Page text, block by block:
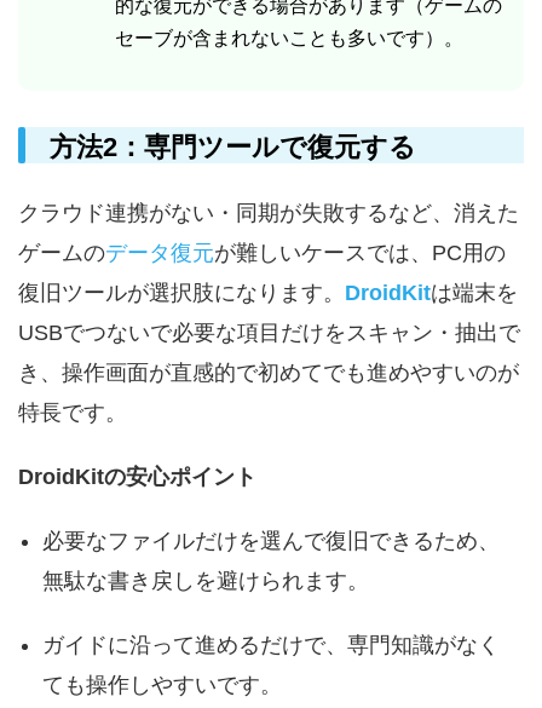
的な復元ができる場合があります（ゲームの
セーブが含まれないことも多いです）。
方法2：専門ツールで復元する
クラウド連携がない・同期が失敗するなど、消えた
ゲームのデータ復元が難しいケースでは、PC用の
復旧ツールが選択肢になります。 DroidKitは端末を
USBでつないで必要な項目だけをスキャン・抽出で
き、操作画面が直感的で初めてでも進めやすいのが
特長です。
DroidKitの安心ポイント
必要なファイルだけを選んで復旧できるため、
無駄な書き戻しを避けられます。
ガイドに沿って進めるだけで、専門知識がなく
ても操作しやすいです。